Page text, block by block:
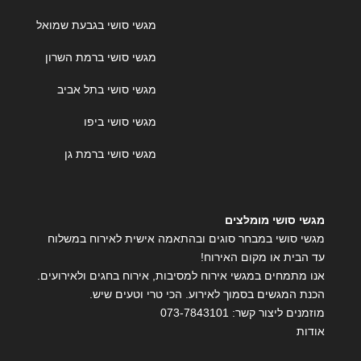
מגשי סושי בגבעת שמואל
מגשי סושי ברמת השרון
מגשי סושי בתל אביב
מגשי סושי ביפו
מגשי סושי ברמת גן
מגשי סושי מומלצים
מגשי סושי במבחר סוגים ובהתאמה אישית לאירוח במשלוח
עד הבית או מקום האירוח!
אנו מתמחים במגשי אירוח למסיבות, אירוח בחגים ולאירועים.
הכנת המגשים בסמוך לאירוע. הכי טרי וטעים שיש.
מוזמנים ליצור קשר: 073-7843101
אודות